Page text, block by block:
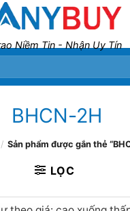
Niềm Tin - Nhận Uy Tín
BHCN-2H
/ Sản phẩm được gắn thẻ
LỌC